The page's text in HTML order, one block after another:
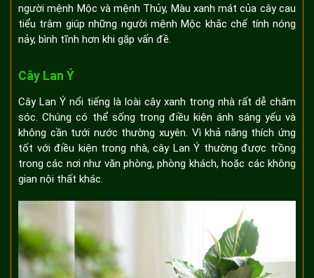
người mệnh Mộc và mệnh Thủy, Màu xanh mát của cây cau
tiểu trâm giúp những người mệnh Mộc khắc chế tính nóng
nảy, bình tĩnh hơn khi gặp vấn đề.
Cây Lan Ý
Cây Lan Ý nổi tiếng là loài cây xanh trong nhà rất dễ chăm
sóc. Chúng có thể sống trong điều kiện ánh sáng yếu và
không cần tưới nước thường xuyên. Vì khả năng thích ứng
tốt với điều kiện trong nhà, cây Lan Ý thường được trồng
trong các nơi như văn phòng, phòng khách, hoặc các không
gian nội thất khác.